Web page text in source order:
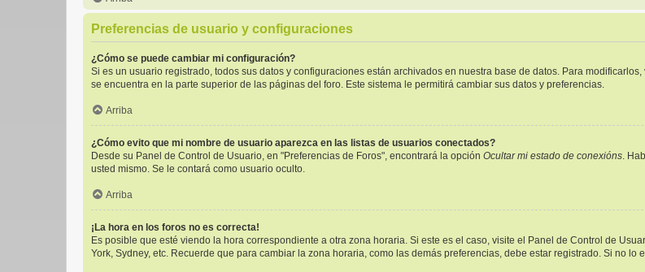
Preferencias de usuario y configuraciones
¿Cómo se puede cambiar mi configuración?
Si es un usuario registrado, todos sus datos y configuraciones están archivados en nuestra base de datos. Para
se encuentra en la parte superior de las páginas del foro. Este sistema le permitirá cambiar sus datos y preferencias.
Arriba
¿Cómo evito que mi nombre de usuario aparezca en las listas de usuarios conectados?
Desde su Panel de Control de Usuario, en "Preferencias de Foros", encontrará la opción Ocultar mi estado de conexións.
usted mismo. Se le contará como usuario oculto.
Arriba
¡La hora en los foros no es correcta!
Es posible que esté viendo la hora correspondiente a otra zona horaria. Si este es el caso, visite el Panel de Control de
York, Sydney, etc. Recuerde que para cambiar la zona horaria, como las demás preferencias, debe estar registrado. Si no lo